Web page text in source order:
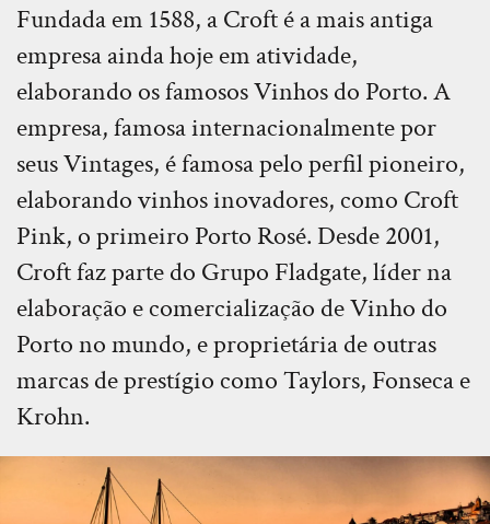
Fundada em 1588, a Croft é a mais antiga
empresa ainda hoje em atividade,
elaborando os famosos Vinhos do Porto. A
empresa, famosa internacionalmente por
seus Vintages, é famosa pelo perfil pioneiro,
elaborando vinhos inovadores, como Croft
Pink, o primeiro Porto Rosé. Desde 2001,
Croft faz parte do Grupo Fladgate, líder na
elaboração e comercialização de Vinho do
Porto no mundo, e proprietária de outras
marcas de prestígio como Taylors, Fonseca e
Krohn.